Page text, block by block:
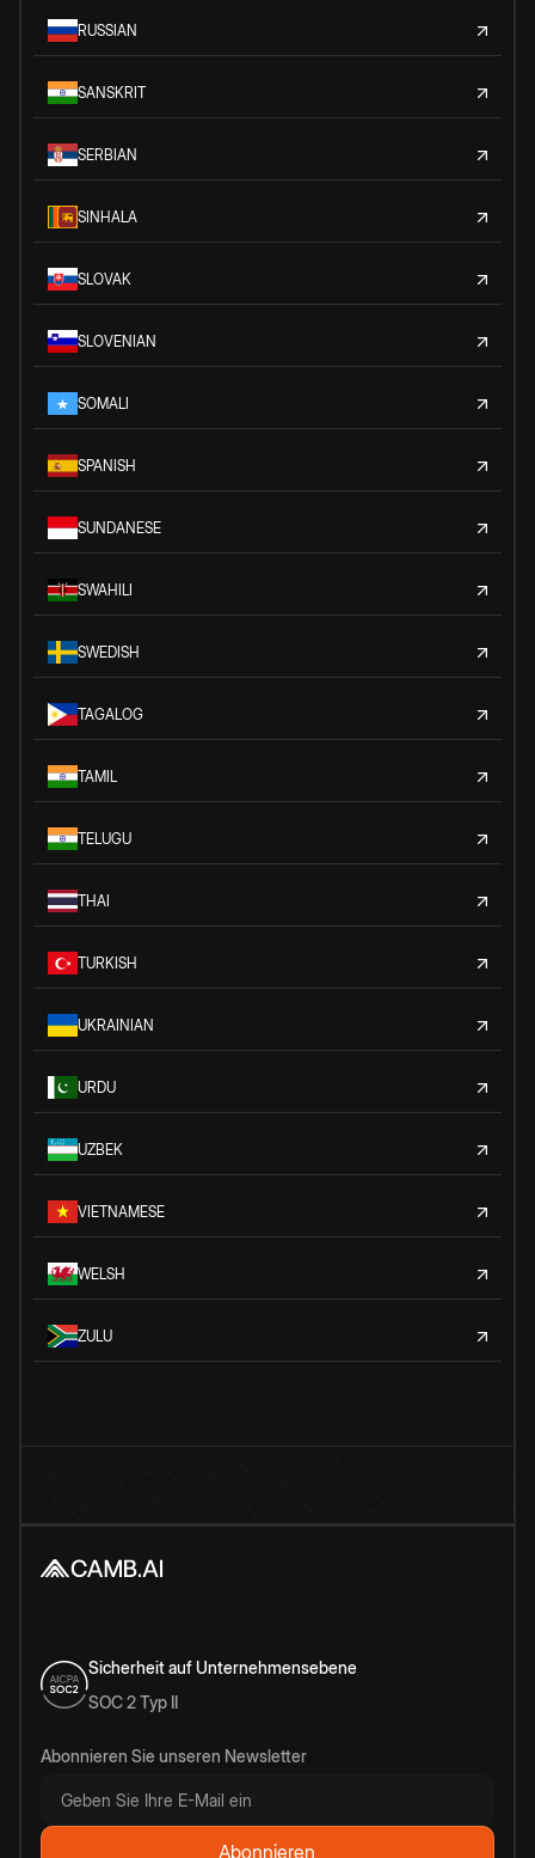
RUSSIAN
SANSKRIT
SERBIAN
SINHALA
SLOVAK
SLOVENIAN
SOMALI
SPANISH
SUNDANESE
SWAHILI
SWEDISH
TAGALOG
TAMIL
TELUGU
THAI
TURKISH
UKRAINIAN
URDU
UZBEK
VIETNAMESE
WELSH
ZULU
Sicherheit auf Unternehmensebene
SOC 2 Typ II
Abonnieren Sie unseren Newsletter